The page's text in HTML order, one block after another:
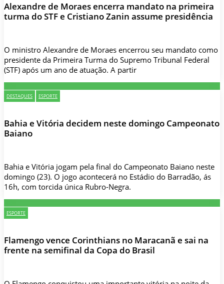
Alexandre de Moraes encerra mandato na primeira
turma do STF e Cristiano Zanin assume presidência
O ministro Alexandre de Moraes encerrou seu mandato como
presidente da Primeira Turma do Supremo Tribunal Federal
(STF) após um ano de atuação. A partir
DESTAQUES ESPORTE
Bahia e Vitória decidem neste domingo Campeonato
Baiano
Bahia e Vitória jogam pela final do Campeonato Baiano neste
domingo (23). O jogo acontecerá no Estádio do Barradão, ás
16h, com torcida única Rubro-Negra.
ESPORTE
Flamengo vence Corinthians no Maracanã e sai na
frente na semifinal da Copa do Brasil